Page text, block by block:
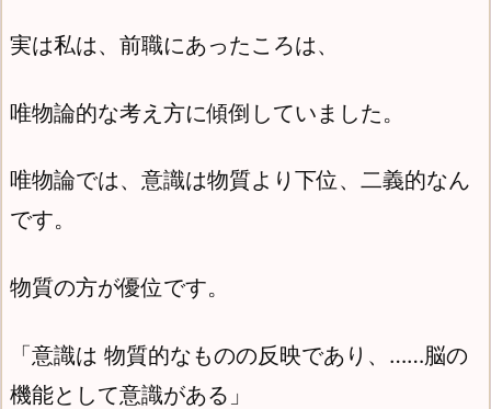
実は私は、前職にあったころは、
唯物論的な考え方に傾倒していました。
唯物論では、意識は物質より下位、二義的なん
です。
物質の方が優位です。
「意識は 物質的なものの反映であり、……脳の
機能として意識がある」